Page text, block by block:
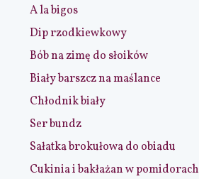
A la bigos
Dip rzodkiewkowy
Bób na zimę do słoików
Biały barszcz na maślance
Chłodnik biały
Ser bundz
Sałatka brokułowa do obiadu
Cukinia i bakłażan w pomidorach